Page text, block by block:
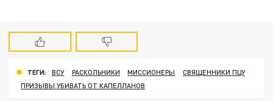
ТЕГИ: ВСУ РАСКОЛЬНИКИ МИССИОНЕРЫ
СВЯЩЕННИКИ ПЦУ
ПРИЗЫВЫ УБИВАТЬ ОТ КАПЕЛЛАНОВ